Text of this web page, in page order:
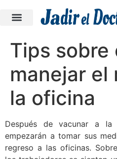
Tips sobre
manejar el
la oficina
Después de vacunar a la
empezarán a tomar sus
regreso a las oficinas.